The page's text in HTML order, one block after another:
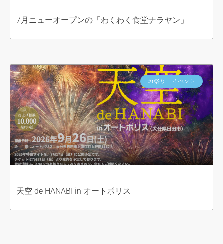
7月ニューオープンの「わくわく食堂ナラヤン」
お祭り・イベント
天空 de HANABI in オートポリス